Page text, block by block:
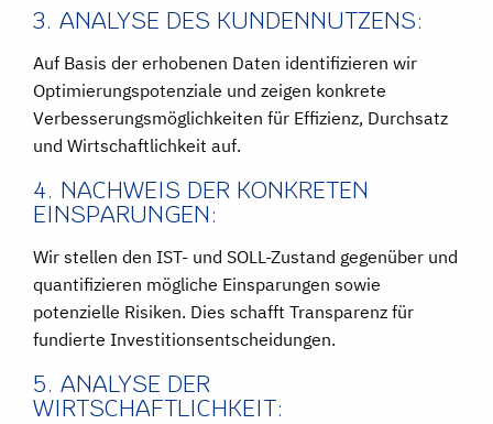
3. ANALYSE DES KUNDENNUTZENS:
Auf Basis der erhobenen Daten identifizieren wir
Optimierungspotenziale und zeigen konkrete
Verbesserungsmöglichkeiten für Effizienz, Durchsatz
und Wirtschaftlichkeit auf.
4. NACHWEIS DER KONKRETEN
EINSPARUNGEN:
Wir stellen den IST- und SOLL-Zustand gegenüber und
quantifizieren mögliche Einsparungen sowie
potenzielle Risiken. Dies schafft Transparenz für
fundierte Investitionsentscheidungen.
5. ANALYSE DER
WIRTSCHAFTLICHKEIT: